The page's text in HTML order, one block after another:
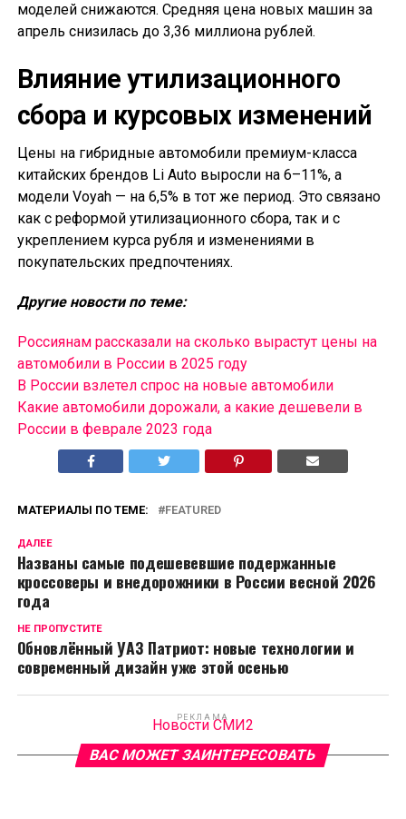
моделей снижаются. Средняя цена новых машин за
апрель снизилась до 3,36 миллиона рублей.
Влияние утилизационного
сбора и курсовых изменений
Цены на гибридные автомобили премиум-класса
китайских брендов Li Auto выросли на 6–11%, а
модели Voyah — на 6,5% в тот же период. Это связано
как с реформой утилизационного сбора, так и с
укреплением курса рубля и изменениями в
покупательских предпочтениях.
Другие новости по теме:
Россиянам рассказали на сколько вырастут цены на
автомобили в России в 2025 году
В России взлетел спрос на новые автомобили
Какие автомобили дорожали, а какие дешевели в
России в феврале 2023 года
МАТЕРИАЛЫ ПО ТЕМЕ: FEATURED
ДАЛЕЕ
Названы самые подешевевшие подержанные
кроссоверы и внедорожники в России весной 2026
года
НЕ ПРОПУСТИТЕ
Обновлённый УАЗ Патриот: новые технологии и
современный дизайн уже этой осенью
РЕКЛАМА
Новости СМИ2
ВАС МОЖЕТ ЗАИНТЕРЕСОВАТЬ